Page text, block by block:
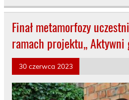
Finał metamorfozy
ramach projektu,, Aktywni
30 czerwca 2023